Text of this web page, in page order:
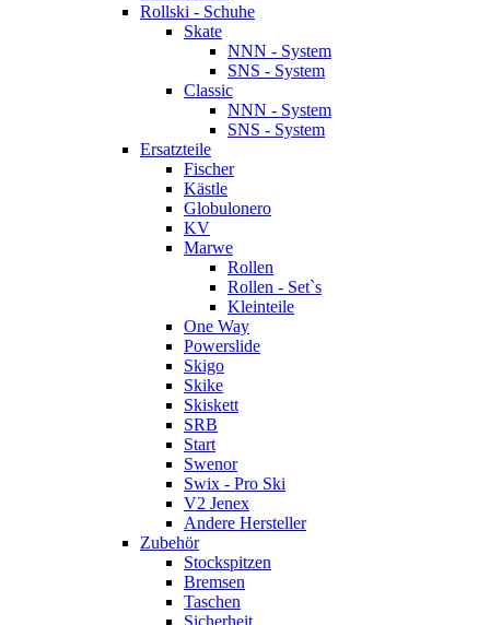
Rollski - Schuhe
Skate
NNN - System
SNS - System
Classic
NNN - System
SNS - System
Ersatzteile
Fischer
Kästle
Globulonero
KV
Marwe
Rollen
Rollen - Set`s
Kleinteile
One Way
Powerslide
Skigo
Skike
Skiskett
SRB
Start
Swenor
Swix - Pro Ski
V2 Jenex
Andere Hersteller
Zubehör
Stockspitzen
Bremsen
Taschen
Sicherheit